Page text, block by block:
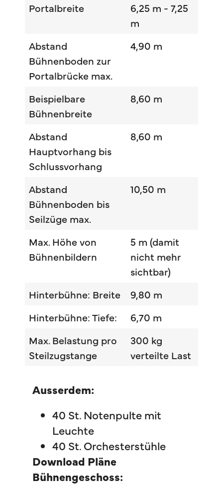
Portalbreite
6,25 m - 7,25
m
Abstand
Bühnenboden zur
Portalbrücke max.
4,90 m
Beispielbare
Bühnenbreite
8,60 m
Abstand
Hauptvorhang bis
Schlussvorhang
8,60 m
Abstand
Bühnenboden bis
Seilzüge max.
10,50 m
Max. Höhe von
Bühnenbildern
5 m (damit
nicht mehr
sichtbar)
Hinterbühne: Breite
9,80 m
Hinterbühne: Tiefe:
6,70 m
Max. Belastung pro
Steilzugstange
300 kg
verteilte Last
Ausserdem:
40 St. Notenpulte mit
Leuchte
40 St. Orchesterstühle
Download Pläne
Bühnengeschoss: